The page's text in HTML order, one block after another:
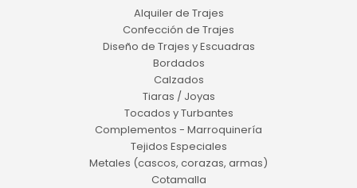
Alquiler de Trajes
Confección de Trajes
Diseño de Trajes y Escuadras
Bordados
Calzados
Tiaras / Joyas
Tocados y Turbantes
Complementos - Marroquinería
Tejidos Especiales
Metales (cascos, corazas, armas)
Cotamalla